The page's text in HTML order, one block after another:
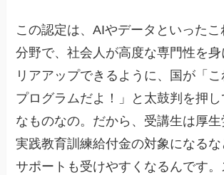
この認定は、AIやデータといった
分野で、社会人が高度な専門性を身
リアアップできるように、国が「
プログラムだよ！」と太鼓判を押し
なものなの。だから、受講生は厚生
実践教育訓練給付金の対象になる
サポートも受けやすくなるんです